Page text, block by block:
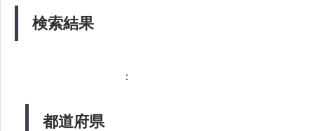
検索結果
都道府県
：